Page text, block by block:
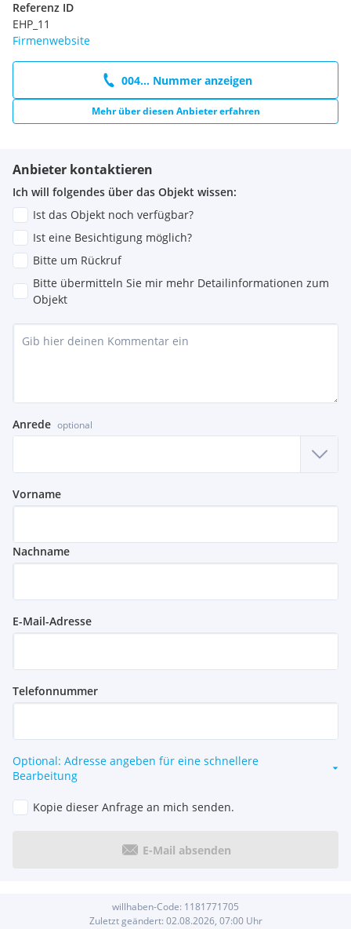
Referenz ID
EHP_11
Firmenwebsite
004... Nummer anzeigen
Mehr über diesen Anbieter erfahren
Anbieter kontaktieren
Ich will folgendes über das Objekt wissen:
Ist das Objekt noch verfügbar?
Ist eine Besichtigung möglich?
Bitte um Rückruf
Bitte übermitteln Sie mir mehr Detailinformationen zum
Objekt
Anrede optional
Vorname
Nachname
E-Mail-Adresse
Telefonnummer
Optional: Adresse angeben für eine schnellere
Bearbeitung
Kopie dieser Anfrage an mich senden.
E-Mail absenden
willhaben-Code: 1181771705
Zuletzt geändert: 02.08.2026, 07:00Uhr